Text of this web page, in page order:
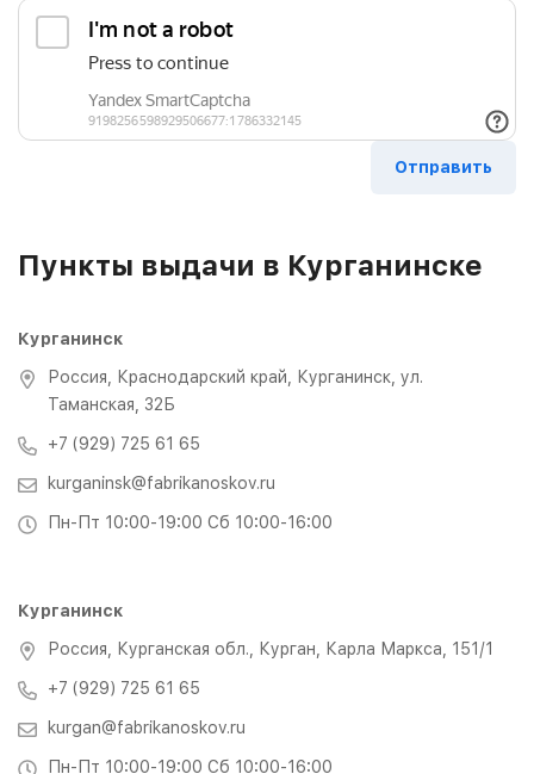
Пункты выдачи в Курганинске
Курганинск
Россия, Краснодарский край, Курганинск, ул.
Таманская, 32Б
+7 (929) 725 61 65
kurganinsk@fabrikanoskov.ru
Пн-Пт 10:00-19:00 Сб 10:00-16:00
Курганинск
Россия, Курганская обл., Курган, Карла Маркса, 151/1
+7 (929) 725 61 65
kurgan@fabrikanoskov.ru
Пн-Пт 10:00-19:00 Сб 10:00-16:00